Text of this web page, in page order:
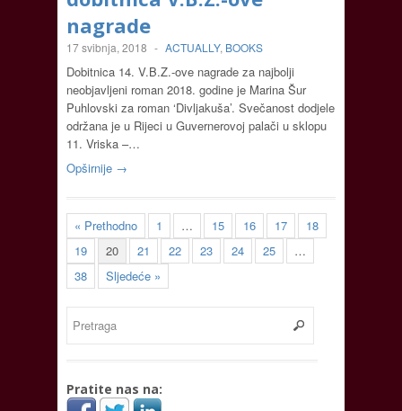
nagrade
17 svibnja, 2018 - ACTUALLY, BOOKS
Dobitnica 14. V.B.Z.-ove nagrade za najbolji
neobjavljeni roman 2018. godine je Marina Šur
Puhlovski za roman ‘Divljakuša’. Svečanost dodjele
održana je u Rijeci u Guvernerovoj palači u sklopu
11. Vriska –…
Opširnije →
« Prethodno 1 … 15 16 17
18
19
20 21 22 23 24 25
…
38
Sljedeće »
Pratite nas na: